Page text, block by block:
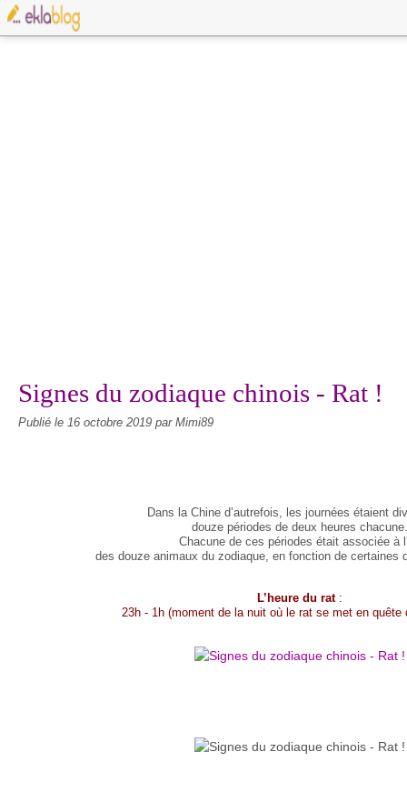
Signes du zodiaque chinois - Rat !
Publié le 16 octobre 2019 par Mimi89
Dans la Chine d’autrefois, les journées étaient
douze périodes de deux heures chacune.
Chacune de ces périodes était associée à
des douze animaux du zodiaque, en fonction de certaines
L’heure du rat:
23h - 1h (moment de la nuit où le rat se met en quête